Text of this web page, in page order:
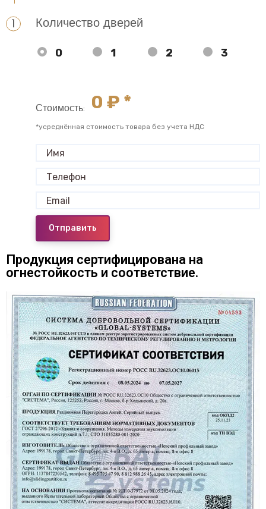
Количество дверей
0 1 2 3
Стоимость: 0 ₽ *
*усреднённая стоимость товара без учета НДС
Отправить
Продукция сертифицирована на
огнестойкость и соответствие.